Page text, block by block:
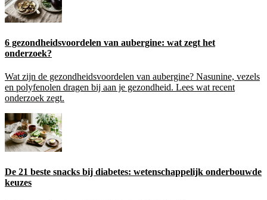
6 gezondheidsvoordelen van aubergine: wat zegt het
onderzoek?
Wat zijn de gezondheidsvoordelen van aubergine? Nasunine, vezels
en polyfenolen dragen bij aan je gezondheid. Lees wat recent
onderzoek zegt.
De 21 beste snacks bij diabetes: wetenschappelijk onderbouwde
keuzes